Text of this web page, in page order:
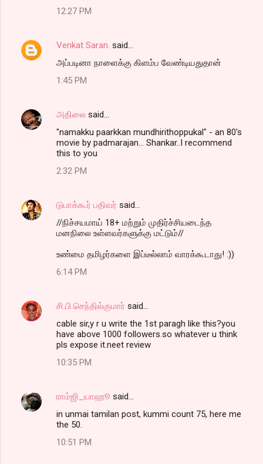
12:27 PM
Venkat Saran. said…
அப்படினா நாளைக்கு கிளம்ப வேண்டியதுதான்
1:45 PM
அதிலை said…
"namakku paarkkan mundhirithoppukal" - an 80's
movie by padmarajan... Shankar..I recommend
this to you
2:32 PM
டுபாக்கூர் பதிவர் said…
//நிச்சயமாய் 18+ மற்றும் முதிர்ச்சியடைந்த
மனநிலை உள்ளவர்களுக்கு மட்டும்//
உண்மை தமிழர்களை இப்டீல்லாம் வாரக்கூடாது! :))
6:14 PM
சி.பி.செந்தில்குமார் said…
cable sir,y r u write the 1st paragh like this?you
have above 1000 followers.so whatever u think
pls expose it.neet review
10:35 PM
ராம்ஜி_யாஹூ said…
in unmai tamilan post, kummi count 75, here me
the 50.
10:51 PM